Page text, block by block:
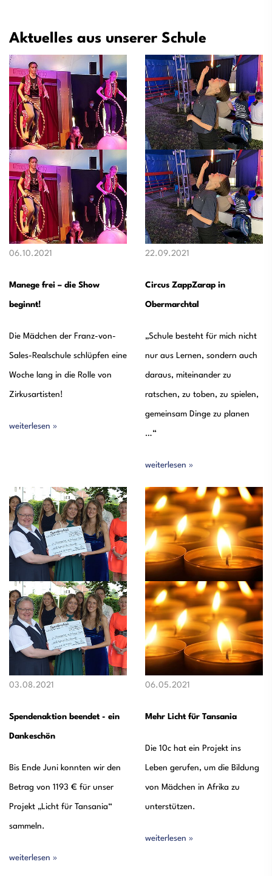
Aktuelles aus unserer Schule
06.10.2021
Manege frei – die Show
beginnt!
Die Mädchen der Franz-von-
Sales-Realschule schlüpfen eine
Woche lang in die Rolle von
Zirkusartisten!
weiterlesen »
22.09.2021
Circus ZappZarap in
Obermarchtal
„Schule besteht für mich nicht
nur aus Lernen, sondern auch
daraus, miteinander zu
ratschen, zu toben, zu spielen,
gemeinsam Dinge zu planen
…“
weiterlesen »
03.08.2021
Spendenaktion beendet - ein
Dankeschön
Bis Ende Juni konnten wir den
Betrag von 1193 € für unser
Projekt „Licht für Tansania“
sammeln.
weiterlesen »
06.05.2021
Mehr Licht für Tansania
Die 10c hat ein Projekt ins
Leben gerufen, um die Bildung
von Mädchen in Afrika zu
unterstützen.
weiterlesen »